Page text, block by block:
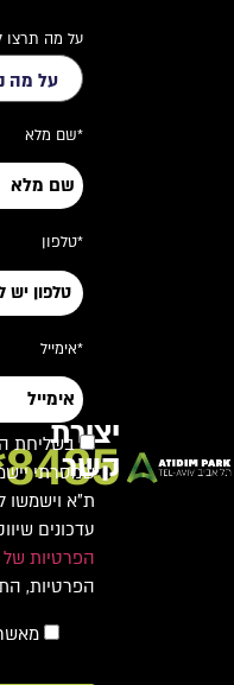
8485*
יצירת
קשר
על מה תרצו
*שם מלא
*טלפון
*אימייל
בשליחת
שמסרתי
ת"א וישמשו
עדכונים
הפרטיות
הפרטיות, התשמ"א–1981